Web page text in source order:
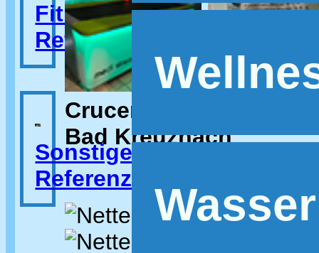
Fitness-
Referenzen
Sonstige
Referenzen
Crucenia,
Bad Kreuznach